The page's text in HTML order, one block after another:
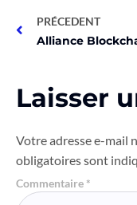
PRÉCEDENT
Laisser
Votre adresse e-mail
obligatoires sont
Commentaire *